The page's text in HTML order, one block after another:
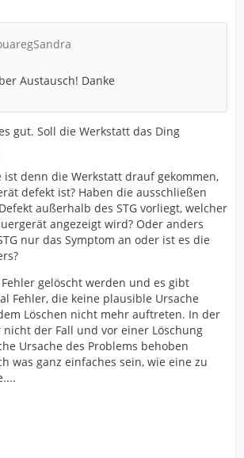
Austausch! Danke
gut. Soll die Werkstatt das Ding
ist denn die Werkstatt drauf gekommen,
defekt ist? Haben die ausschließen
außerhalb des STG vorliegt, welcher
angezeigt wird? Oder anders
nur das Symptom an oder ist es die
gelöscht werden und es gibt
Fehler, die keine plausible Ursache
Löschen nicht mehr auftreten. In der
nicht der Fall und vor einer Löschung
Ursache des Problems behoben
was ganz einfaches sein, wie eine zu